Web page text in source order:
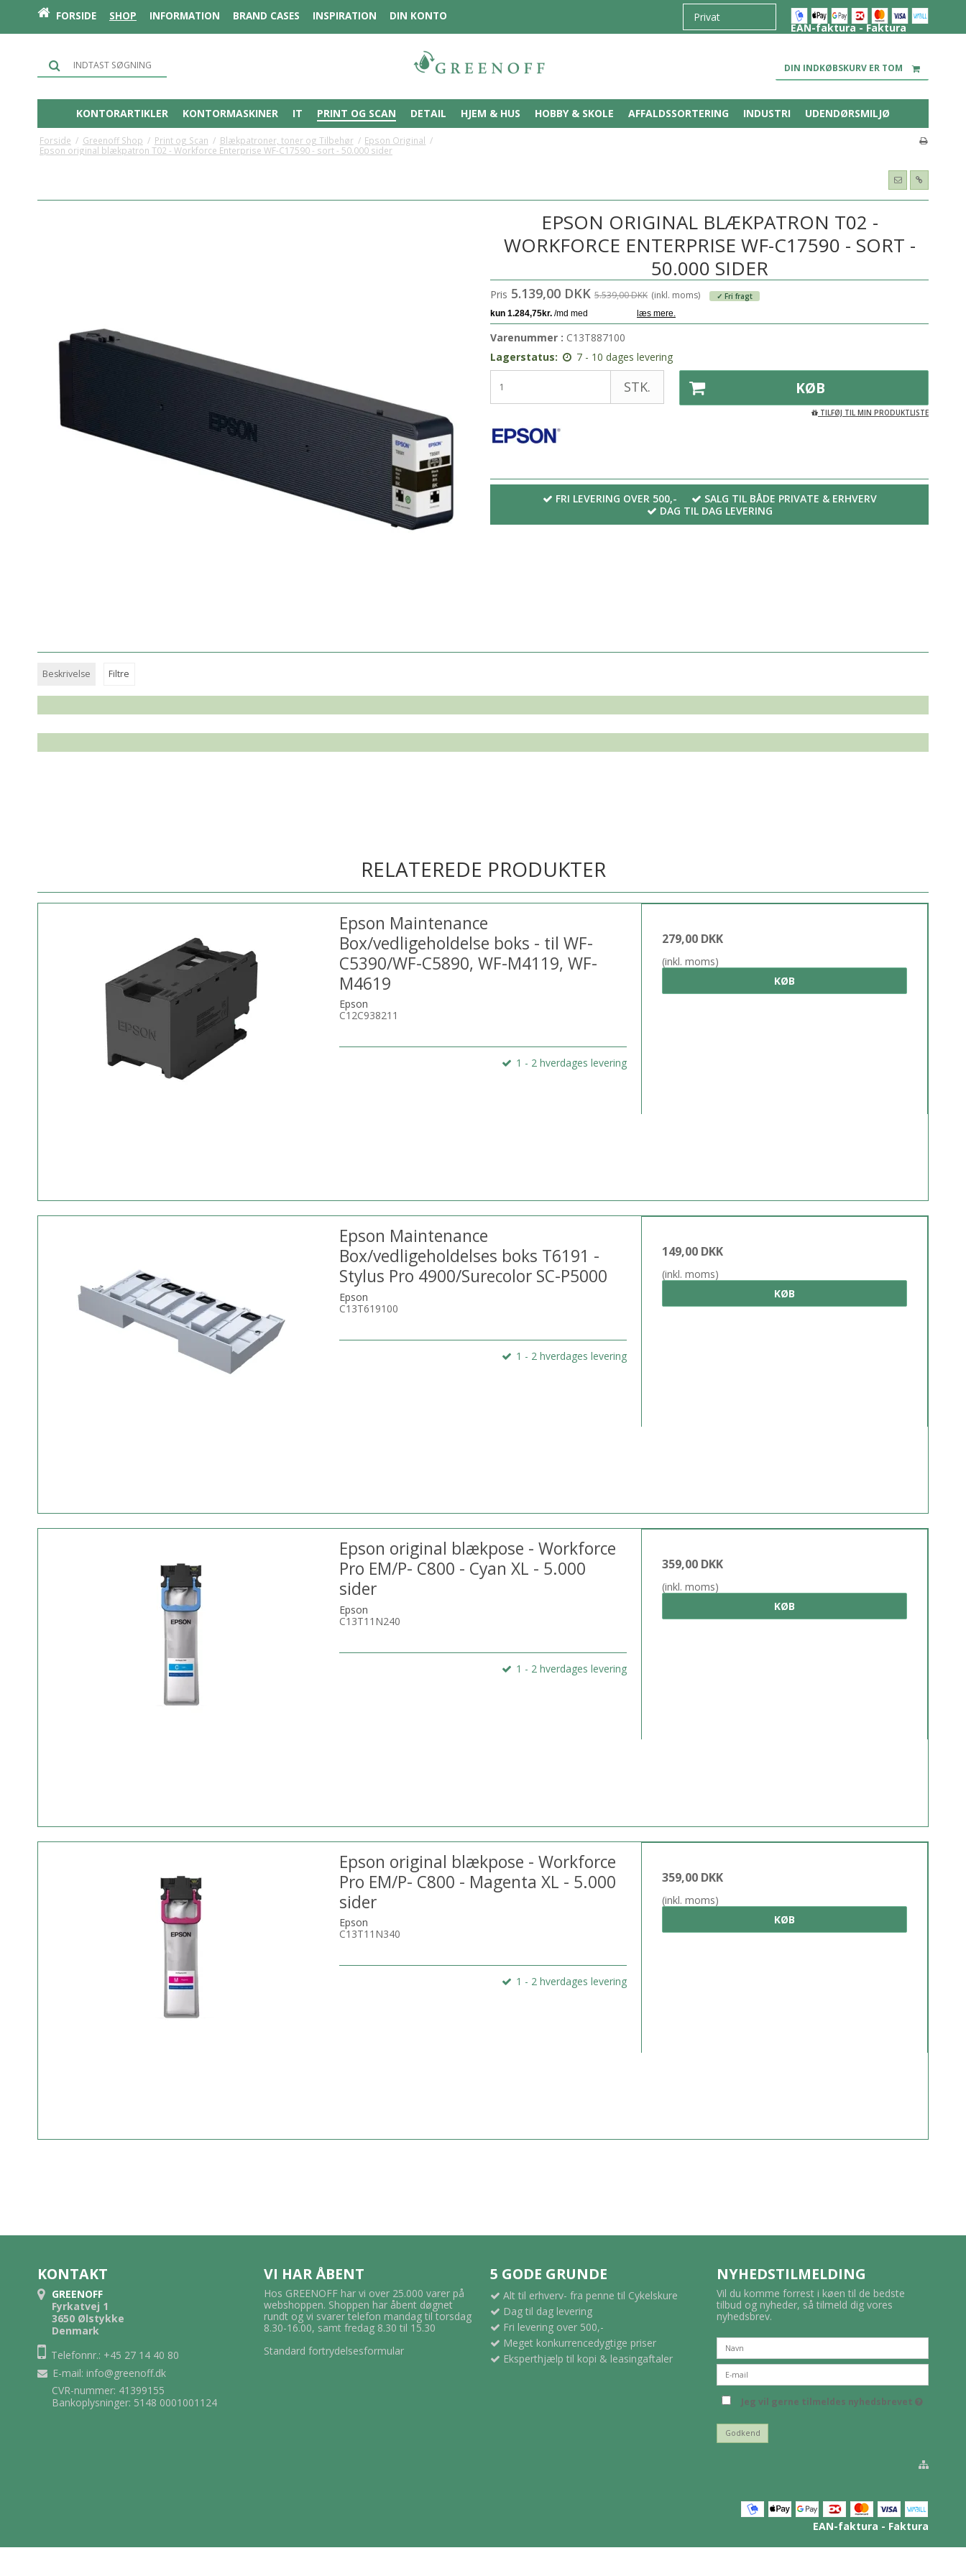
FORSIDE SHOP INFORMATION BRAND CASES INSPIRATION DIN KONTO
EAN-faktura - Faktura
DIN INDKØBSKURV ER TOM
KONTORARTIKLER KONTORMASKINER IT PRINT OG SCAN DETAIL HJEM & HUS HOBBY & SKOLE AFFALDSSORTERING INDUSTRI UDENDØRSMILJØ
Forside / Greenoff Shop / Print og Scan / Blækpatroner, toner og Tilbehør / Epson Original /
Epson original blækpatron T02 - Workforce Enterprise WF-C17590 - sort - 50.000 sider
EPSON ORIGINAL BLÆKPATRON T02 -
WORKFORCE ENTERPRISE WF-C17590 - SORT -
50.000 SIDER
Pris 5.139,00 DKK 5.539,00 DKK (inkl. moms) ✓ Fri fragt
Varenummer : C13T887100
Lagerstatus:
7 - 10 dages levering
STK. KØB
TILFØJ TIL MIN PRODUKTLISTE
FRI LEVERING OVER 500,-
SALG TIL BÅDE PRIVATE & ERHVERV
DAG TIL DAG LEVERING
Beskrivelse Filtre
RELATEREDE PRODUKTER
Epson Maintenance
Box/vedligeholdelse boks - til WF-
C5390/WF-C5890, WF-M4119, WF-
M4619
Epson
C12C938211
1 - 2 hverdages levering
279,00 DKK
(inkl. moms)
KØB
Epson Maintenance
Box/vedligeholdelses boks T6191 -
Stylus Pro 4900/Surecolor SC-P5000
Epson
C13T619100
1 - 2 hverdages levering
149,00 DKK
(inkl. moms)
KØB
Epson original blækpose - Workforce
Pro EM/P- C800 - Cyan XL - 5.000
sider
Epson
C13T11N240
1 - 2 hverdages levering
359,00 DKK
(inkl. moms)
KØB
Epson original blækpose - Workforce
Pro EM/P- C800 - Magenta XL - 5.000
sider
Epson
C13T11N340
1 - 2 hverdages levering
359,00 DKK
(inkl. moms)
KØB
KONTAKT
GREENOFF
Fyrkatvej 1
3650 Ølstykke
Denmark
Telefonnr.: +45 27 14 40 80
E-mail: info@greenoff.dk
CVR-nummer: 41399155
Bankoplysninger: 5148 0001001124
VI HAR ÅBENT
Hos GREENOFF har vi over 25.000 varer på
webshoppen. Shoppen har åbent døgnet
rundt og vi svarer telefon mandag til torsdag
8.30-16.00, samt fredag 8.30 til 15.30
Standard fortrydelsesformular
5 GODE GRUNDE
Alt til erhverv- fra penne til Cykelskure
Dag til dag levering
Fri levering over 500,-
Meget konkurrencedygtige priser
Eksperthjælp til kopi & leasingaftaler
NYHEDSTILMELDING
Vil du komme forrest i køen til de bedste
tilbud og nyheder, så tilmeld dig vores
nyhedsbrev.
Jeg vil gerne tilmeldes nyhedsbrevet
Godkend
EAN-faktura - Faktura